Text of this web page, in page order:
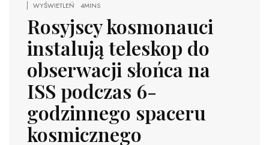
WYŚWIETLEŃ
4MINS
Rosyjscy kosmonauci
instalują teleskop do
obserwacji słońca na
ISS podczas 6-
godzinnego spaceru
kosmicznego